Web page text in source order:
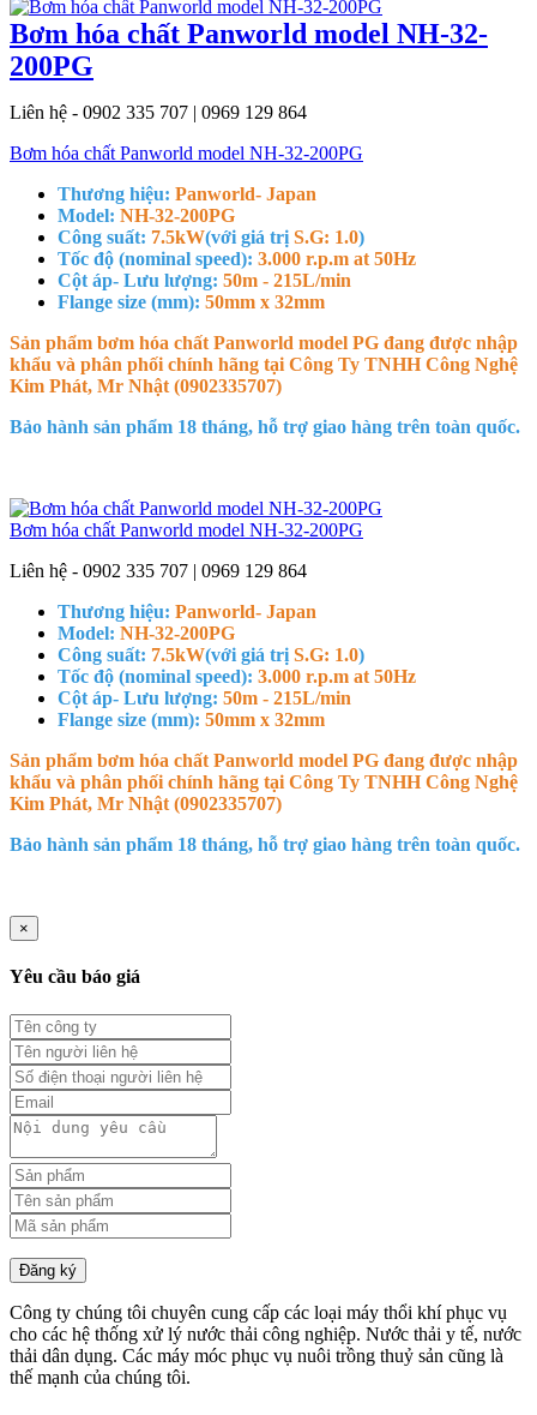
Bơm hóa chất Panworld model NH-32-
200PG
Liên hệ - 0902 335 707 | 0969 129 864
Bơm hóa chất Panworld model NH-32-200PG
Thương hiệu: Panworld- Japan
Model: NH-32-200PG
Công suất: 7.5kW(với giá trị S.G: 1.0)
Tốc độ (nominal speed): 3.000 r.p.m at 50Hz
Cột áp- Lưu lượng: 50m - 215L/min
Flange size (mm): 50mm x 32mm
Sản phẩm bơm hóa chất Panworld model PG đang được nhập
khẩu và phân phối chính hãng tại Công Ty TNHH Công Nghệ
Kim Phát, Mr Nhật (0902335707)
Bảo hành sản phẩm 18 tháng, hỗ trợ giao hàng trên toàn quốc.
Bơm hóa chất Panworld model NH-32-200PG
Liên hệ - 0902 335 707 | 0969 129 864
Thương hiệu: Panworld- Japan
Model: NH-32-200PG
Công suất: 7.5kW(với giá trị S.G: 1.0)
Tốc độ (nominal speed): 3.000 r.p.m at 50Hz
Cột áp- Lưu lượng: 50m - 215L/min
Flange size (mm): 50mm x 32mm
Sản phẩm bơm hóa chất Panworld model PG đang được nhập
khẩu và phân phối chính hãng tại Công Ty TNHH Công Nghệ
Kim Phát, Mr Nhật (0902335707)
Bảo hành sản phẩm 18 tháng, hỗ trợ giao hàng trên toàn quốc.
×
Yêu cầu báo giá
Đăng ký
Công ty chúng tôi chuyên cung cấp các loại máy thổi khí phục vụ
cho các hệ thống xử lý nước thải công nghiệp. Nước thải y tế, nước
thải dân dụng. Các máy móc phục vụ nuôi trồng thuỷ sản cũng là
thế mạnh của chúng tôi.